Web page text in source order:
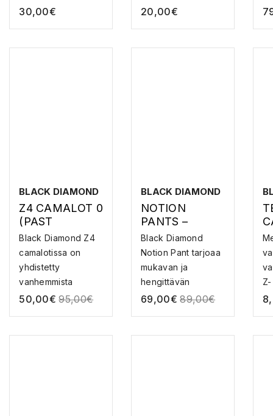
30,00€
sulkureng...
20,00€
BLACK DIAMOND
Z4 CAMALOT 0
(PAST
SEASON) –
KALLIOVARMIS
TUS
Black Diamond Z4
camalotissa on
yhdistetty
vanhemmista
malleista C3...
50,00€ 95,00€
BLACK DIAMOND
NOTION
PANTS –
KIIPEILYHOUS
UT
Black Diamond
Notion Pant tarjoaa
mukavan ja
hengittävän
istuvuuden...
69,00€ 89,00€